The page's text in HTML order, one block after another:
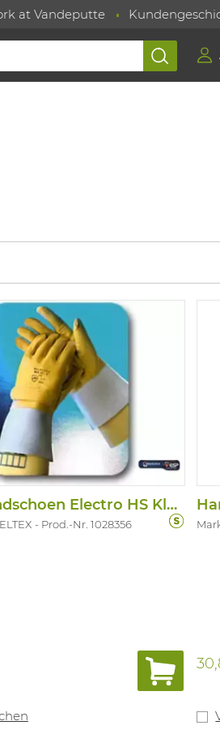
at Vandeputte
Overhandschoen Electro HS Klasse 0 En 00
Prod.-Nr. 1028356